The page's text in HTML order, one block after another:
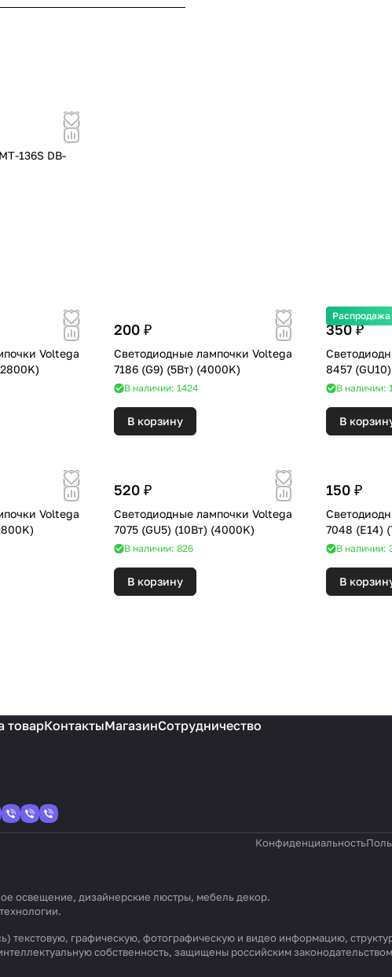
136S DB-
Voltega
(E27) (10Вт) (2800K)
200 ₽
Светодиодные лампочки Voltega
7186 (G9) (5Вт) (4000K)
В наличии: 1424
В корзину
Распродажа
350 ₽
В наличии:
В
Voltega
(6Вт) (2800K)
520 ₽
Светодиодные лампочки Voltega
7075 (GU5) (10Вт) (4000K)
В наличии: 826
В корзину
150 ₽
В наличии:
В
товарКонтактыМагазинСотрудничество
Конфиденциальность
освещение, дизайнерские люстры, мебель декор.
.
текстовую, графическую, фотографическую и видео информацию,
собственность, защищены российским